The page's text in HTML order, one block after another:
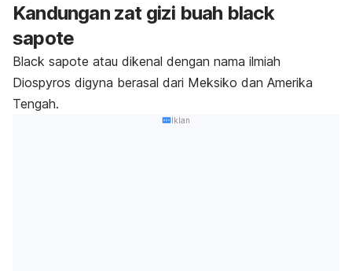
Kandungan zat gizi buah black
sapote
Black sapote atau dikenal dengan nama ilmiah
Diospyros digyna berasal dari Meksiko dan Amerika
Tengah.
Iklan